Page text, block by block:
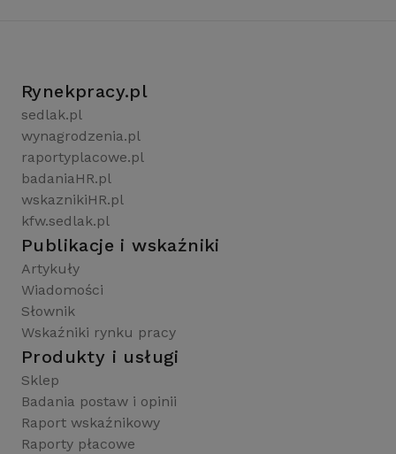
Rynekpracy.pl
sedlak.pl
wynagrodzenia.pl
raportyplacowe.pl
badaniaHR.pl
wskaznikiHR.pl
kfw.sedlak.pl
Publikacje i wskaźniki
Artykuły
Wiadomości
Słownik
Wskaźniki rynku pracy
Produkty i usługi
Sklep
Badania postaw i opinii
Raport wskaźnikowy
Raporty płacowe